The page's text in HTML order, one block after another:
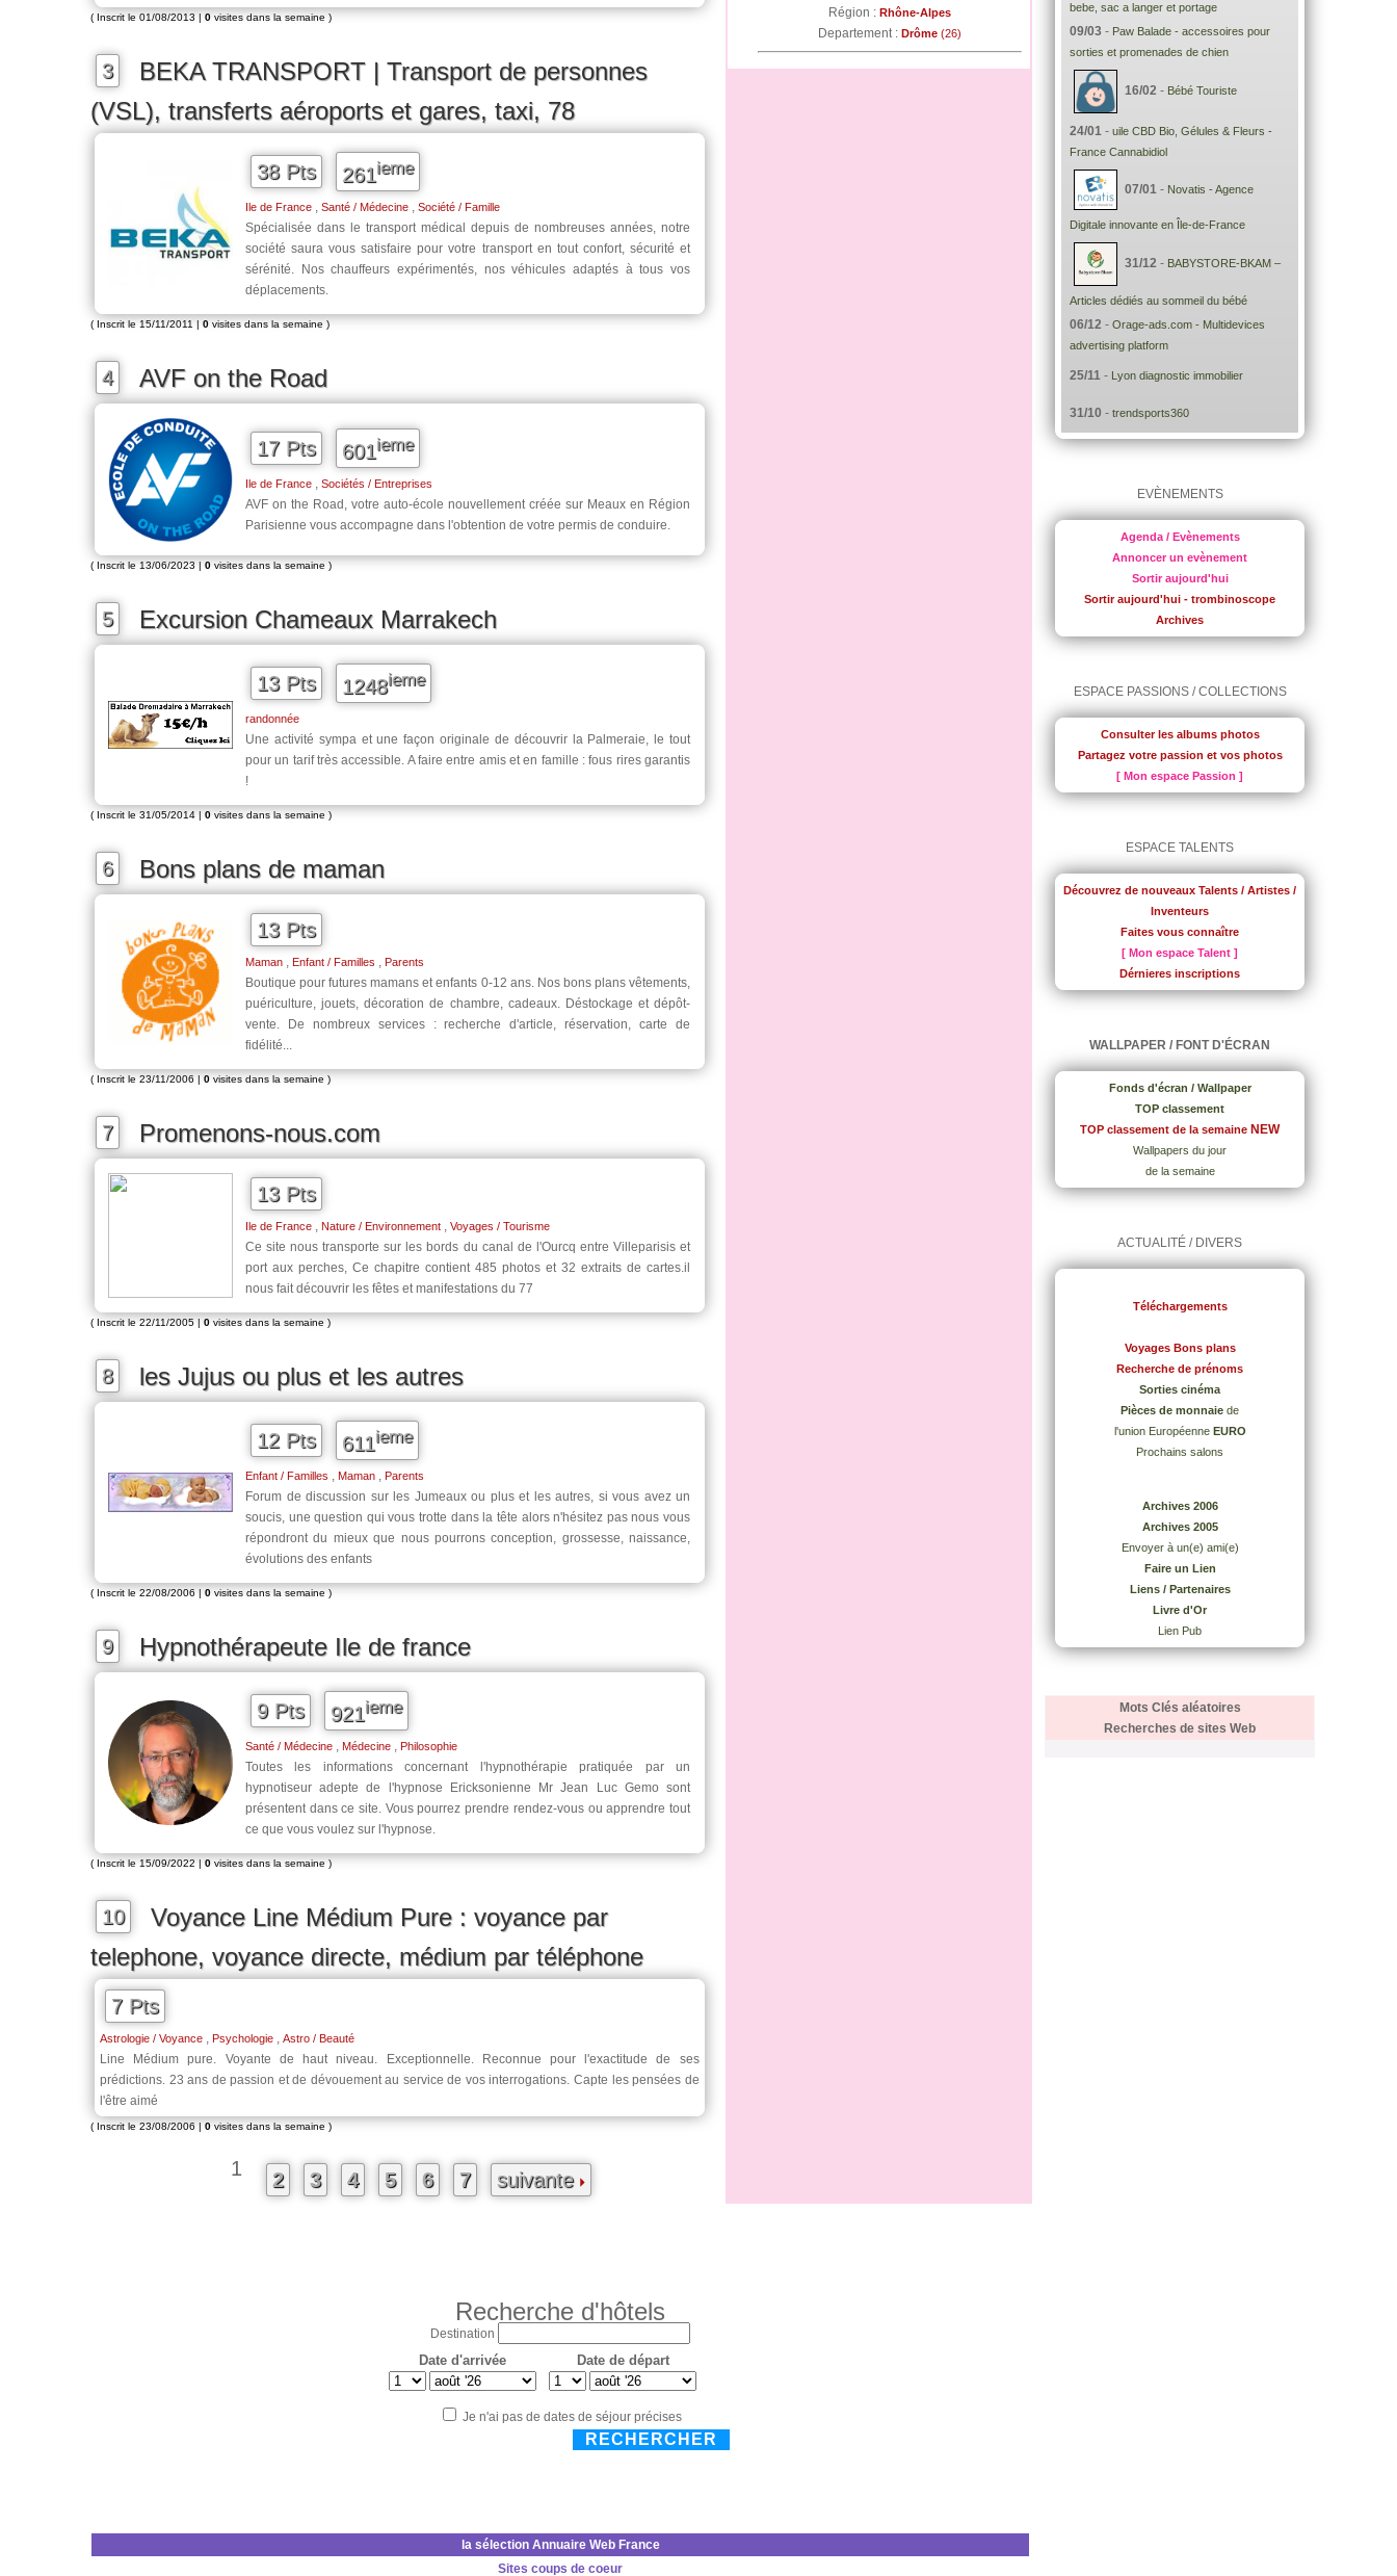
( Inscrit le 01/08/2013 | 0 visites dans la semaine )
3
BEKA TRANSPORT | Transport de personnes
(VSL), transferts aéroports et gares, taxi, 78
38 Pts 261ieme
Ile de France Santé / Médecine Société / Famille
Spécialisée dans le transport médical depuis de nombreuses années, notre
société saura vous satisfaire pour votre transport en tout confort, sécurité et
sérénité. Nos chauffeurs expérimentés, nos véhicules adaptés à tous vos
déplacements.
( Inscrit le 15/11/2011 | 0 visites dans la semaine )
4 AVF on the Road
17 Pts 601ieme
Ile de France Sociétés / Entreprises
AVF on the Road, votre auto-école nouvellement créée sur Meaux en Région
Parisienne vous accompagne dans l'obtention de votre permis de conduire.
( Inscrit le 13/06/2023 | 0 visites dans la semaine )
5 Excursion Chameaux Marrakech
13 Pts 1248ieme
randonnée
Une activité sympa et une façon originale de découvrir la Palmeraie, le tout
pour un tarif très accessible. A faire entre amis et en famille : fous rires garantis
!
( Inscrit le 31/05/2014 | 0 visites dans la semaine )
6 Bons plans de maman
13 Pts
Maman , Enfant / Familles , Parents
Boutique pour futures mamans et enfants 0-12 ans. Nos bons plans vêtements,
puériculture, jouets, décoration de chambre, cadeaux. Déstockage et dépôt-
vente. De nombreux services : recherche d'article, réservation, carte de
fidélité...
( Inscrit le 23/11/2006 | 0 visites dans la semaine )
7 Promenons-nous.com
13 Pts
Ile de France , Nature / Environnement , Voyages / Tourisme
Ce site nous transporte sur les bords du canal de l'Ourcq entre Villeparisis et
port aux perches, Ce chapitre contient 485 photos et 32 extraits de cartes.il
nous fait découvrir les fêtes et manifestations du 77
( Inscrit le 22/11/2005 | 0 visites dans la semaine )
8 les Jujus ou plus et les autres
12 Pts 611ieme
Enfant / Familles Maman Parents
Forum de discussion sur les Jumeaux ou plus et les autres, si vous avez un
soucis, une question qui vous trotte dans la tête alors n'hésitez pas nous vous
répondront du mieux que nous pourrons conception, grossesse, naissance,
évolutions des enfants
( Inscrit le 22/08/2006 | 0 visites dans la semaine )
9 Hypnothérapeute Ile de france
9 Pts 921ieme
Santé / Médecine Médecine Philosophie
Toutes les informations concernant l'hypnothérapie pratiquée par un
hypnotiseur adepte de l'hypnose Ericksonienne Mr Jean Luc Gemo sont
présentent dans ce site. Vous pourrez prendre rendez-vous ou apprendre tout
ce que vous voulez sur l'hypnose.
( Inscrit le 15/09/2022 | 0 visites dans la semaine )
10
Voyance Line Médium Pure : voyance par
telephone, voyance directe, médium par téléphone
7 Pts
Astrologie / Voyance , Psychologie , Astro / Beauté
Line Médium pure. Voyante de haut niveau. Exceptionnelle. Reconnue pour l'exactitude de ses
prédictions. 23 ans de passion et de dévouement au service de vos interrogations. Capte les pensées de
l'être aimé
( Inscrit le 23/08/2006 | 0 visites dans la semaine )
1 2 3 4 5 6 7 suivante
Région : Rhône-Alpes
Departement : Drôme (26)
Recherche d'hôtels
Destination
Date d'arrivée Date de départ
Je n'ai pas de dates de séjour précises
RECHERCHER
la sélection Annuaire Web France
Sites coups de coeur
bebe, sac a langer et portage
09/03 - Paw Balade - accessoires pour
sorties et promenades de chien
16/02 - Bébé Touriste
24/01 - uile CBD Bio, Gélules & Fleurs -
France Cannabidiol
07/01 - Novatis - Agence
Digitale innovante en Île-de-France
31/12 - BABYSTORE-BKAM –
Articles dédiés au sommeil du bébé
06/12 - Orage-ads.com - Multidevices
advertising platform
25/11 - Lyon diagnostic immobilier
31/10 - trendsports360
EVÈNEMENTS
Agenda / Evènements
Annoncer un evènement
Sortir aujourd'hui
Sortir aujourd'hui - trombinoscope
Archives
ESPACE PASSIONS / COLLECTIONS
Consulter les albums photos
Partagez votre passion et vos photos
[ Mon espace Passion ]
ESPACE TALENTS
Découvrez de nouveaux Talents / Artistes /
Inventeurs
Faites vous connaître
[ Mon espace Talent ]
Dérnieres inscriptions
WALLPAPER / FONT D'ÉCRAN
Fonds d'écran / Wallpaper
TOP classement
TOP classement de la semaine NEW
Wallpapers du jour
de la semaine
ACTUALITÉ / DIVERS
Téléchargements
Voyages Bons plans
Recherche de prénoms
Sorties cinéma
Pièces de monnaie de
l'union Européenne EURO
Prochains salons
Archives 2006
Archives 2005
Envoyer à un(e) ami(e)
Faire un Lien
Liens / Partenaires
Livre d'Or
Lien Pub
Mots Clés aléatoires
Recherches de sites Web